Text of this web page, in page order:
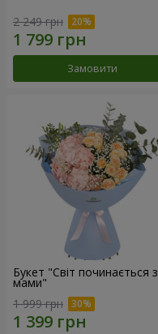
2 249 грн
Замовити
Букет "Світ починається з
мами"
1 999 грн